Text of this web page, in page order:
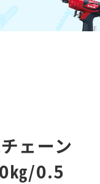
ェーン
㎏/0.5